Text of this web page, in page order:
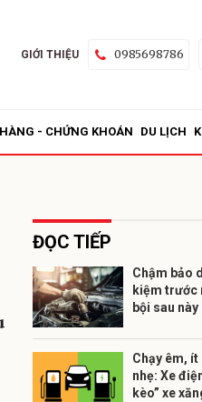
GIỚI THIỆU 0985698786
- CHỨNG KHOÁN DU LỊCH
ĐỌC TIẾP
Chậm bảo
kiệm trước
bội sau này
Chạy êm,
nhẹ: Xe
kèo” xe
Gửi